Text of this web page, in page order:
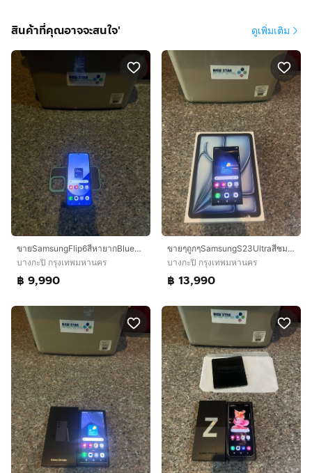
สินค้าที่คุณอาจจะสนใจ' ดูเพิ่มเติม
ขายSamsungFlip6สีหายากBlue256กิ๊กจอขาวจั๊วไม่มีจุดไม่มีเส้นหายากสูนTrueใช้งานดีถูกมากกก
บางกะปิ กรุงเทพมหานคร
฿ 9,990
ขายๆถูกๆSamsungS23Ultraสีชมพูและดำ512กิ๊กจอแท้เดิมๆหายากสุดหายากใช้งานดีทุกๆฟังชั่นถูกมากกก
บางกะปิ กรุงเทพมหานคร
฿ 13,990